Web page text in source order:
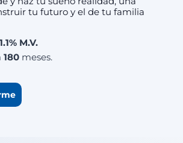
tu futuro y el de tu familia
1.1% M.V.
180 meses.